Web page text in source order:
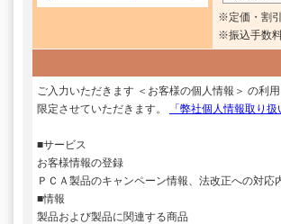
※定価・割
※振込手数
ご入力いただきます ＜お客様の個人情報＞ の利
限定させていただきます。
「弊社個人情報取り
■サービス
お客様情報の登録
ＰＣＡ製品のキャンペーン情報、法改正への対
■情報
製品および製品に関連する商品